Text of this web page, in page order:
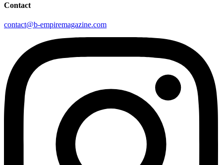
Contact
contact@b-empiremagazine.com